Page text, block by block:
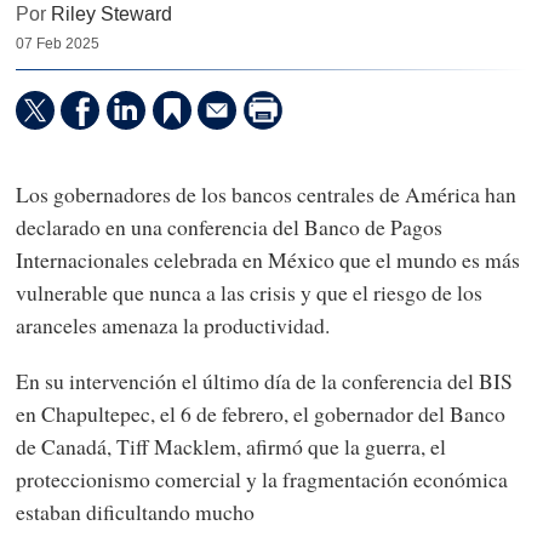
Por Riley Steward
07 Feb 2025
Los gobernadores de los bancos centrales de América han
declarado en una conferencia del Banco de Pagos
Internacionales celebrada en México que el mundo es más
vulnerable que nunca a las crisis y que el riesgo de los
aranceles amenaza la productividad.
En su intervención el último día de la conferencia del BIS
en Chapultepec, el 6 de febrero, el gobernador del Banco
de Canadá, Tiff Macklem, afirmó que la guerra, el
proteccionismo comercial y la fragmentación económica
estaban dificultando mucho